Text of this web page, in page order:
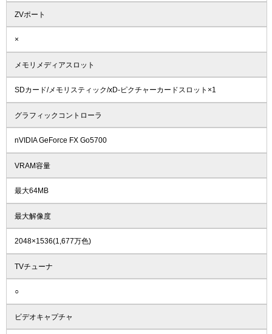
ZVポート
×
メモリメディアスロット
SDカード/メモリスティック/xD-ピクチャーカードスロット×1
グラフィックコントローラ
nVIDIA GeForce FX Go5700
VRAM容量
最大64MB
最大解像度
2048×1536(1,677万色)
TVチューナ
○
ビデオキャプチャ